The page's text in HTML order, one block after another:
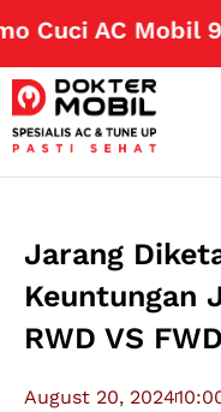
AC Mobil 99
Jarang
Keuntungan
RWD VS FWD
August 20, 2024